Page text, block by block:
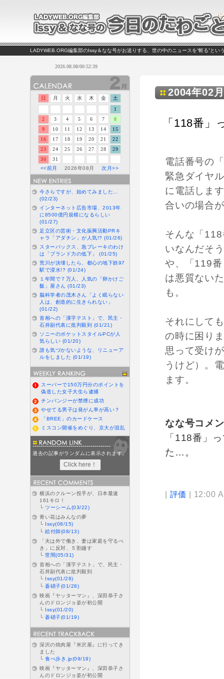
LADYWEB.ORG編集部のIssy＆なな号がお送りする、世の中のニュースを“斬る”と
2004年02
「118番」
電話番号の
緊急ダイヤ
に電話しま
合いの場合
そんな「
いなんだそ
や、「119
は悪質ない
も。
それにして
の時に困り
思って受け
うけど）。
ます。
なな号コ
「118番」
た…。
| 評価 | 12:00
日 月 火 水 木 金
土
1
2
3 4 5 6 7
8
9
10 11 12 13 14
15
16
17 18 19 20 21
22
23
24 25 26 27 28
29
30
31
<<前月
2026年08月次月>>
今さらですが、始めてみました…
(02/23)
インターネット広告市場、2013年
に8500億円規模になるらしい
(01/27)
足立区の芸術・文化振興活動PRキ
ャラ「アダチン」が人気!? (01/26)
スターバックス、急ブレーキのわけ
は「ブランド力の低下」 (01/25)
荒川が決壊したら、都心の地下鉄97
駅で浸水!? (01/24)
１年間で７万人、人気の「卵かけご
飯」屋さん (01/23)
脳科学者の茂木さん「よく眠らない
人は、創造的に生きられない」
(01/22)
首相への「漢字テスト」で、民主・
石井副代表に批判殺到 (01/21)
ソニーのポケットスタイルPCが人
気らしい (01/20)
誰も気づかないような、リニューア
ルをしました (01/19)
スーパーで150万円分のポイントを
偽造した女子大生ら逮捕
チンパンジーが禁煙に成功
やせてる男子は発がん率が高い？
「BREE」のカードケース
ミスコン開催をめぐり、京大が混乱
過去の記事がランダムに表示されます。
横浜のクルーン投手が、日本最速
161キロ！
└ツーシーム(03/22)
青い花はみんなの夢
└ Issy(08/15)
└絵付師(08/13)
「夫は外で働き、妻は家庭を守るべ
き」に反対、５割越す
└世間(05/31)
首相への「漢字テスト」で、民主・
石井副代表に批判殺到
└ Issy(01/28)
└蒼硝子(01/28)
映画『ヤッターマン』、深田恭子さ
んのドロンジョ姿が初公開
└ Issy(01/20)
└蒼硝子(01/19)
深沢の焼肉屋『米沢屋』に行ってき
ました
└食べ歩き.jp(09/19)
映画『ヤッターマン』、深田恭子さ
んのドロンジョ姿が初公開